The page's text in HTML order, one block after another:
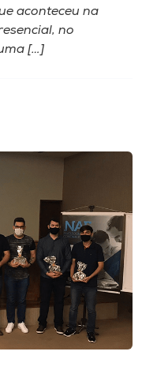
aconteceu na
no
[…]